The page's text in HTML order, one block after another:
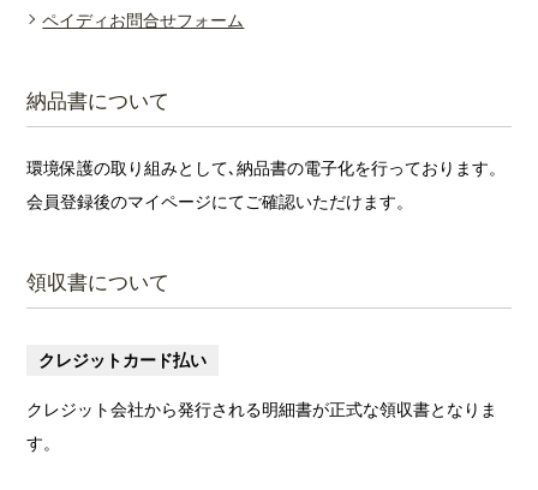
ペイディお問合せフォーム
納品書について
環境保護の取り組みとして､納品書の電子化を行っております。
会員登録後のマイページにてご確認いただけます。
領収書について
クレジットカード払い
クレジット会社から発行される明細書が正式な領収書となりま
す。